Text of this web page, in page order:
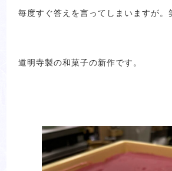
毎度すぐ答えを言ってしまいますが。
道明寺製の和菓子の新作です。